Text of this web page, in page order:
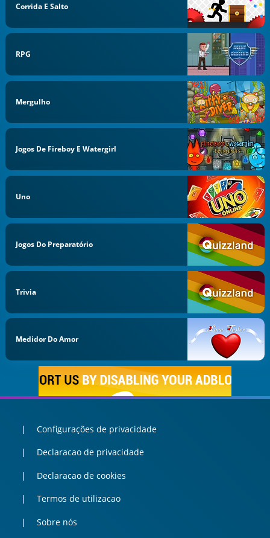
Corrida E Salto
RPG
Mergulho
Jogos De Fireboy E Watergirl
Uno
Jogos Do Preparatório
Trivia
Medidor Do Amor
Configurações de privacidade
Declaracao de privacidade
Declaracao de cookies
Termos de utilizacao
Sobre nós